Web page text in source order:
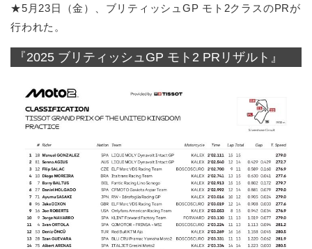
★5月23日（金）、ブリティッシュGP モト2クラスのPRが
行われた。
『2025 ブリティッシュGP モト2 PRリザルト』